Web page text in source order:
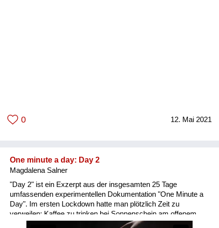
0 12. Mai 2021
One minute a day: Day 2
Magdalena Salner
"Day 2" ist ein Exzerpt aus der insgesamten 25 Tage
umfassenden experimentellen Dokumentation "One Minute a
Day". Im ersten Lockdown hatte man plötzlich Zeit zu
verweilen; Kaffee zu trinken bei Sonnenschein am offenem
Fenster und dabei die Zimmerpflanzen genau zu betrachten.